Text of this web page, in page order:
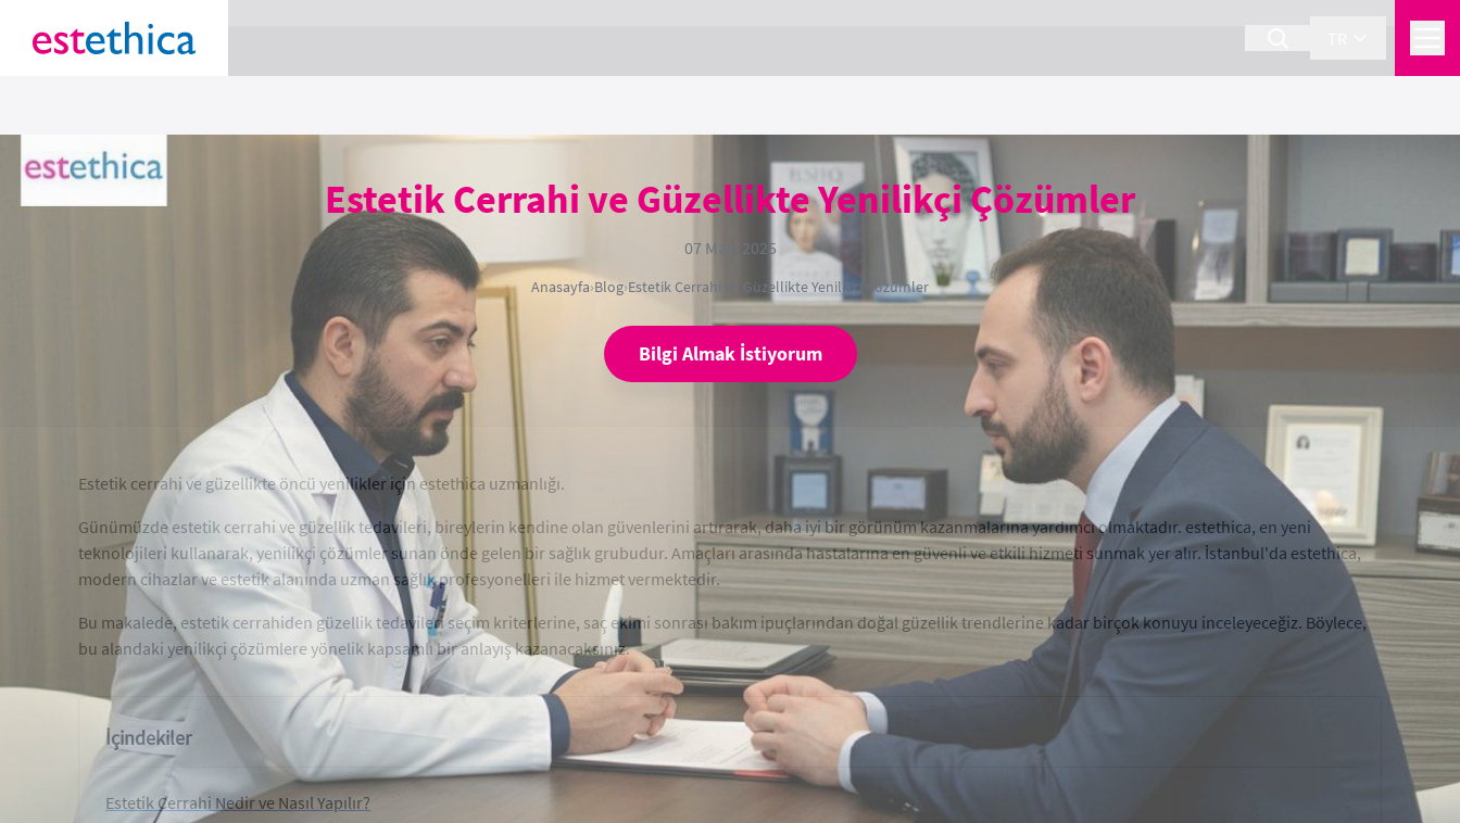
Estetik Cerrahi ve Güzellikte Yenilikçi Çözümler
07 Mart 2025
Anasayfa›Blog›Estetik Cerrahi ve Güzellikte Yenilikçi Çözümler
Bilgi Almak İstiyorum
Estetik cerrahi ve güzellikte öncü yenilikler için estethica uzmanlığı.
Günümüzde estetik cerrahi ve güzellik tedavileri, bireylerin kendine olan güvenlerini artırarak, daha iyi bir görünüm kazanmalarına yardımcı olmaktadır. estethica, en yeni
teknolojileri kullanarak, yenilikçi çözümler sunan önde gelen bir sağlık grubudur. Amaçları arasında hastalarına en güvenli ve etkili hizmeti sunmak yer alır. İstanbul'da estethica,
modern cihazlar ve estetik alanında uzman sağlık profesyonelleri ile hizmet vermektedir.
Bu makalede, estetik cerrahiden güzellik tedavileri seçim kriterlerine, saç ekimi sonrası bakım ipuçlarından doğal güzellik trendlerine kadar birçok konuyu inceleyeceğiz. Böylece,
bu alandaki yenilikçi çözümlere yönelik kapsamlı bir anlayış kazanacaksınız.
İçindekiler
Estetik Cerrahi Nedir ve Nasıl Yapılır?